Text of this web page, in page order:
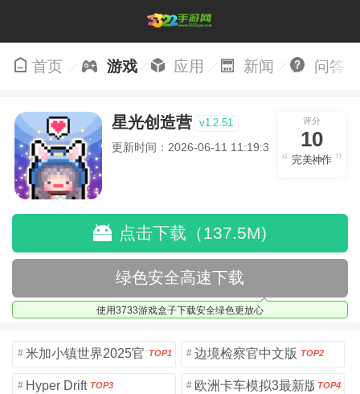
首页 游戏 应用 新闻 问答
星光创造营 v1.2.51
更新时间：2026-06-11 11:19:32
评分
10
完美神作
点击下载（137.5M)
绿色安全高速下载
使用3733游戏盒子下载安全绿色更放心
# 米加小镇世界2025官方版
TOP1 # 边境检察官中文版 TOP2
# Hyper Drift TOP3 # 欧洲卡车模拟3最新版 TOP4